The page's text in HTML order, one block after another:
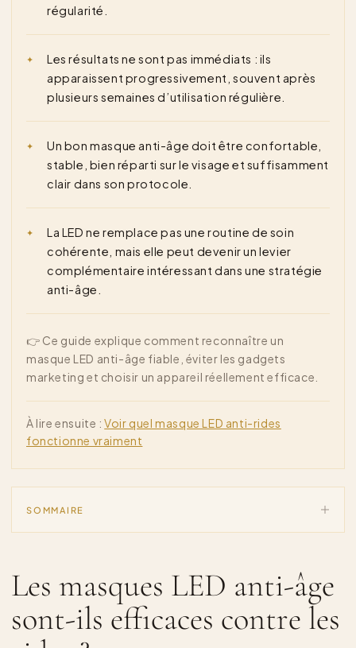
régularité.
Les résultats ne sont pas immédiats : ils
apparaissent progressivement, souvent après
plusieurs semaines d’utilisation régulière.
Un bon masque anti-âge doit être confortable,
stable, bien réparti sur le visage et suffisamment
clair dans son protocole.
La LED ne remplace pas une routine de soin
cohérente, mais elle peut devenir un levier
complémentaire intéressant dans une stratégie
anti-âge.
👉 Ce guide explique comment reconnaître un
masque LED anti-âge fiable, éviter les gadgets
marketing et choisir un appareil réellement efficace.
À lire ensuite :Voir quel masque LED anti-rides
fonctionne vraiment
SOMMAIRE
Les masques LED anti-âge
sont-ils efficaces contre les